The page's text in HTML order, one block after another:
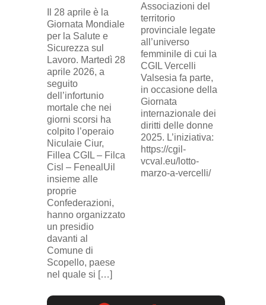
Il 28 aprile è la
Giornata Mondiale
per la Salute e
Sicurezza sul
Lavoro. Martedì 28
aprile 2026, a
seguito
dell’infortunio
mortale che nei
giorni scorsi ha
colpito l’operaio
Niculaie Ciur,
Fillea CGIL – Filca
Cisl – FenealUil
insieme alle
proprie
Confederazioni,
hanno organizzato
un presidio
davanti al
Comune di
Scopello, paese
nel quale si […]
Associazioni del
territorio
provinciale legate
all’universo
femminile di cui la
CGIL Vercelli
Valsesia fa parte,
in occasione della
Giornata
internazionale dei
diritti delle donne
2025. L’iniziativa:
https://cgil-
vcval.eu/lotto-
marzo-a-vercelli/